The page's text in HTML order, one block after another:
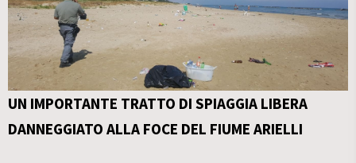
UN IMPORTANTE TRATTO DI SPIAGGIA LIBERA
DANNEGGIATO ALLA FOCE DEL FIUME ARIELLI